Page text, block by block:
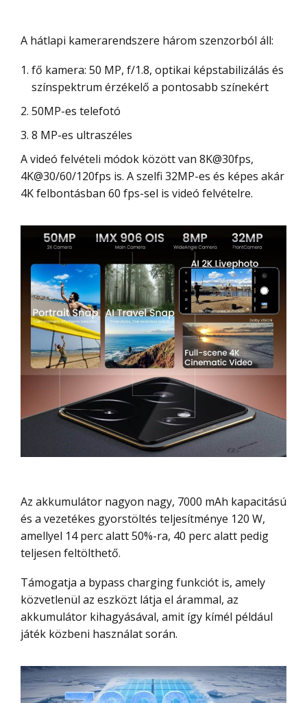
A hátlapi kamerarendszere három szenzorból áll:
fő kamera: 50 MP, f/1.8, optikai képstabilizálás és
színspektrum érzékelő a pontosabb színekért
50MP-es telefotó
8 MP-es ultraszéles
A videó felvételi módok között van 8K@30fps,
4K@30/60/120fps is. A szelfi 32MP-es és képes akár
4K felbontásban 60 fps-sel is videó felvételre.
Az akkumulátor nagyon nagy, 7000 mAh kapacitású
és a vezetékes gyorstöltés teljesítménye 120 W,
amellyel 14 perc alatt 50%-ra, 40 perc alatt pedig
teljesen feltölthető.
Támogatja a bypass charging funkciót is, amely
közvetlenül az eszközt látja el árammal, az
akkumulátor kihagyásával, amit így kímél például
játék közbeni használat során.